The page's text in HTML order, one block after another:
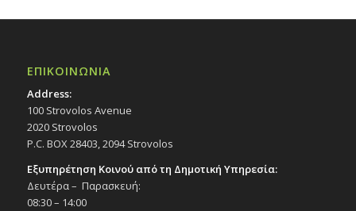
ΕΠΙΚΟΙΝΩΝΙΑ
Address:
100 Strovolos Avenue
2020 Strovolos
P.C. BOX 28403, 2094 Strovolos
Εξυπηρέτηση Κοινού από τη Δημοτική Υπηρεσία:
Δευτέρα – Παρασκευή:
08:30 – 14:00